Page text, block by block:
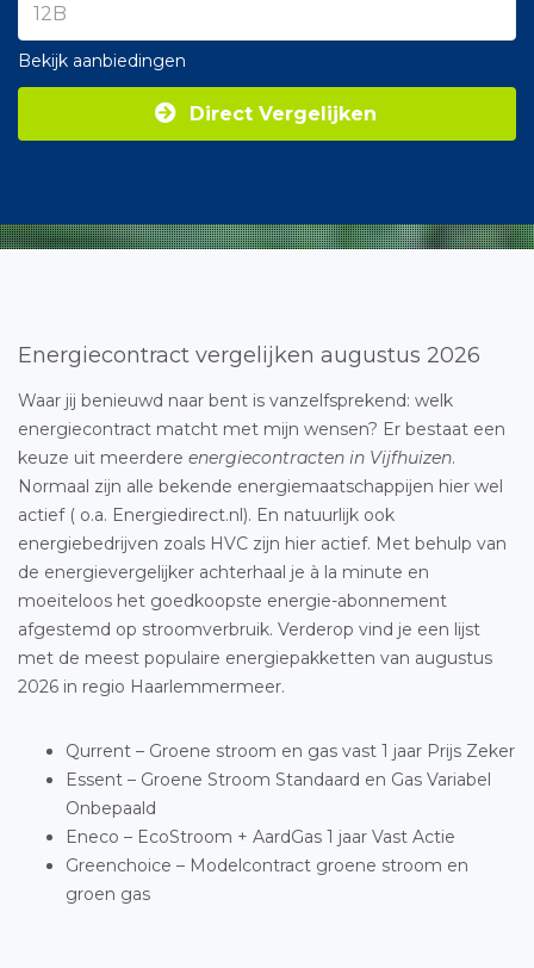
Bekijk aanbiedingen
Direct Vergelijken
Energiecontract vergelijken augustus 2026
Waar jij benieuwd naar bent is vanzelfsprekend: welk
energiecontract matcht met mijn wensen? Er bestaat een
keuze uit meerdere energiecontracten in Vijfhuizen.
Normaal zijn alle bekende energiemaatschappijen hier wel
actief ( o.a. Energiedirect.nl). En natuurlijk ook
energiebedrijven zoals HVC zijn hier actief. Met behulp van
de energievergelijker achterhaal je à la minute en
moeiteloos het goedkoopste energie-abonnement
afgestemd op stroomverbruik. Verderop vind je een lijst
met de meest populaire energiepakketten van augustus
2026 in regio Haarlemmermeer.
Qurrent – Groene stroom en gas vast 1 jaar Prijs Zeker
Essent – Groene Stroom Standaard en Gas Variabel
Onbepaald
Eneco – EcoStroom + AardGas 1 jaar Vast Actie
Greenchoice – Modelcontract groene stroom en
groen gas